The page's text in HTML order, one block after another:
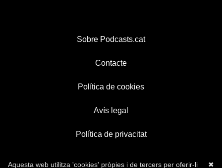
Sobre Podcasts.cat
Contacte
Política de cookies
Avís legal
Política de privacitat
✖
Aquesta web utilitza 'cookies' pròpies i de tercers per oferir-li